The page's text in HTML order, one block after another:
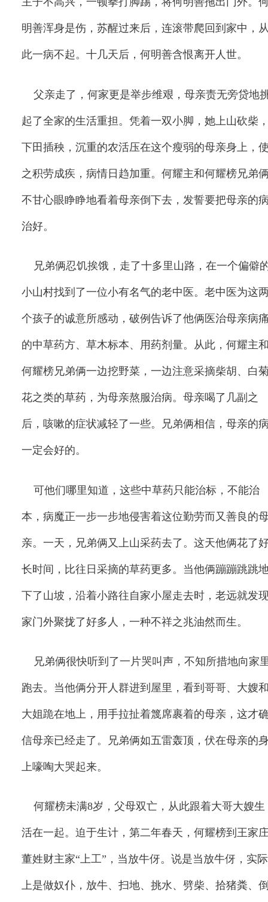
明善浑身是伤，苏醒过来后，连滚带爬回到家中，
此一病不起。十几天后，何明善含恨离开人世。
父亲走了，何家更是举步维艰，母亲责无旁贷地
起了全家的生活重担。凭着一双小脚，她上山砍柴
下田插秧，沉重的农活压在这个瘦弱的母亲身上，
之积劳成疾，病情日趋加重。何耀主和何耀榜兄弟
不甘心眼睁睁地看着母亲倒下去，发誓要把母亲的
治好。
兄弟俩忍饥挨饿，走了十多里山路，在一个偏僻
小山村找到了一位小有名气的老中医。老中医为这
个孩子的诚意所感动，破例告诉了他俩医治母亲病
的中草药方、草木标本、用药剂量。从此，何耀主
何耀榜兄弟俩一边挖野菜，一边注意采摘柴胡、白
花之类的草药，为母亲熬服治病。母亲喝了几副之
后，咳嗽的症状减轻了一些。兄弟俩相信，母亲的
一定会好的。
可他们哪里知道，这些中草药只能治标，不能治
本，病魔正一步一步地侵害着这位勤劳而又善良的
亲。一天，兄弟俩又上山采药去了。这天他俩花了
长时间，比往日采摘的草药更多。当他俩蹦蹦跳跳
下了山坡，沿着小路往自家小屋走去时，老远就发
家门外聚拢了好多人，一种不祥之兆油然而生。
兄弟俩很快听到了一片哭叫声，不知所措地向家
跑去。当他俩分开人群进到屋里，看到哥哥、大嫂
大姐跪在地上，用手拉扯着篾席裹着的母亲，这才
信母亲已经走了。兄弟俩如五雷轰顶，伏在母亲的
上嚎啕大哭起来。
何耀榜未满8岁，父母双亡，从此跟着大哥大嫂生
活在一起。迫于生计，第二年春天，何耀榜到王家
董姓财主家“上工” ，当放牛伢。说是当放牛伢，实际
上是做奴仆，放牛、扫地、挑水、劈柴、拾猪粪、